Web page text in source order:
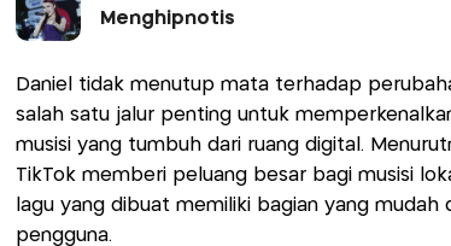
Menghipnotis
Daniel tidak menutup mata terhadap
salah satu jalur penting untuk
musisi yang tumbuh dari ruang digital.
TikTok memberi peluang besar bagi musisi
lagu yang dibuat memiliki bagian yang
pengguna.